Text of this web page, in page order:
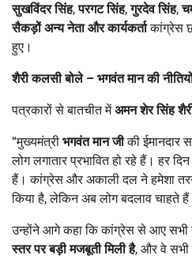
सुखविंदर सिंह,परगट सिंह,गुरदेव सिंह,
सैकड़ों अन्य नेता और कार्यकर्ताकांग्रेस
हुए।
शैरी कलसी बोले – भगवंत मान की
पत्रकारों से बातचीत मेंअमन शेर सिंह
“मुख्यमंत्री भगवंत मान जीकी ईमानदार
लोग लगातार प्रभावित हो रहे हैं। हर
हैं। कांग्रेस और अकाली दल ने हमेशा
किया है, लेकिन अब लोग बदलाव चाहते
उन्होंने आगे कहा कि कांग्रेस से आए
स्तर पर बड़ी मजबूती मिली है, और वे